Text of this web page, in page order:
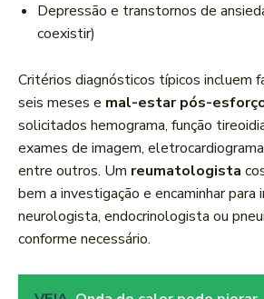
Depressão e transtornos de
coexistir)
Critérios diagnósticos típicos incluem
seis meses e mal-estar pós-
solicitados hemograma, função
exames de imagem,
entre outros. Um reumatologista
bem a investigação e encaminhar
neurologista, endocrinologista ou
conforme necessário.